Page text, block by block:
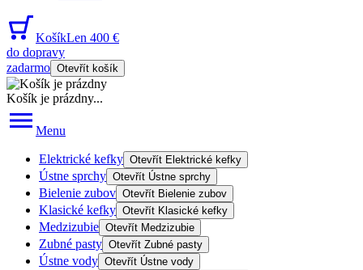
KošíkLen 400 €
do dopravy
zadarmo Otevřít košík
Košík je prázdny...
Menu
Elektrické kefky Otevřít Elektrické kefky
Ústne sprchy Otevřít Ústne sprchy
Bielenie zubov Otevřít Bielenie zubov
Klasické kefky Otevřít Klasické kefky
Medzizubie Otevřít Medzizubie
Zubné pasty Otevřít Zubné pasty
Ústne vody Otevřít Ústne vody